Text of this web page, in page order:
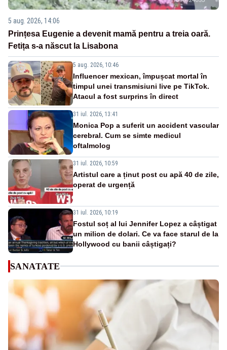
5 aug. 2026, 14:06
Prințesa Eugenie a devenit mamă pentru a treia oară.
Fetița s-a născut la Lisabona
5 aug. 2026, 10:46
Influencer mexican, împușcat mortal în
timpul unei transmisiuni live pe TikTok.
Atacul a fost surprins în direct
31 iul. 2026, 13:41
Monica Pop a suferit un accident vascular
cerebral. Cum se simte medicul
oftalmolog
31 iul. 2026, 10:59
Artistul care a ținut post cu apă 40 de zile,
operat de urgență
31 iul. 2026, 10:19
Fostul soț al lui Jennifer Lopez a câștigat
un milion de dolari. Ce va face starul de la
Hollywood cu banii câștigați?
SANATATE